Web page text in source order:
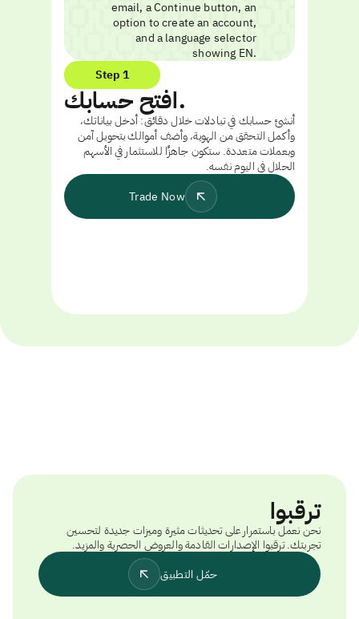
Step 1
افتح حسابك.
أنشئ حسابك في تبادلات خلال دقائق: أدخل بياناتك،
وأكمل التحقق من الهوية، وأضف أموالك بتحويل آمن
وبعملات متعددة. ستكون جاهزًا للاستثمار في الأسهم
الحلال في اليوم نفسه.
Trade Now
ترقبوا
نحن نعمل باستمرار على تحديثات مثيرة وميزات جديدة لتحسين
تجربتك. ترقبوا الإصدارات القادمة والعروض الحصرية والمزيد.
حمّل التطبيق